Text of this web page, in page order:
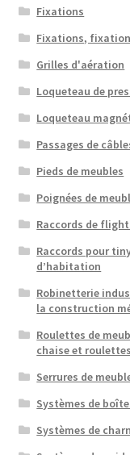
Fixations
Fixations,
Grilles d'aération
Loqueteau de
Loqueteau
Passages de
Pieds de meubles
Poignées de
Raccords de
Raccords pour
d’habitation
Robinetterie
la construction
Roulettes de
chaise et
Serrures de
Systèmes de
Systèmes de